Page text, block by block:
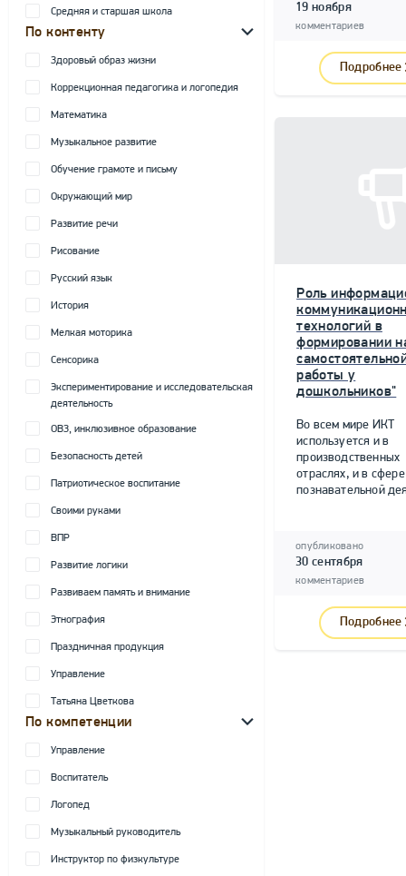
Средняя и старшая школа
По контенту
Здоровый образ жизни
Коррекционная педагогика и логопедия
Математика
Музыкальное развитие
Обучение грамоте и письму
Окружающий мир
Развитие речи
Рисование
Русский язык
История
Мелкая моторика
Сенсорика
Экспериментирование и исследовательская
деятельность
ОВЗ, инклюзивное образование
Безопасность детей
Патриотическое воспитание
Своими руками
ВПР
Развитие логики
Развиваем память и внимание
Этнография
Праздничная продукция
Управление
Татьяна Цветкова
По компетенции
Управление
Воспитатель
Логопед
Музыкальный руководитель
Инструктор по физкультуре
19 ноября
комментариев
Подробнее
Роль
технологий в
формировании
работы у
дошкольников"
Во всем мире ИКТ
используется и в
производственных
отраслях, и в сфере
познавательной
опубликовано
30 сентября
комментариев
Подробнее